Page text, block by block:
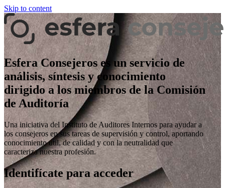
Skip to content
Esfera Consejeros es un servicio de
análisis, síntesis y conocimiento
dirigido a los miembros de la Comisión
de Auditoría
Una iniciativa del Instituto de Auditores Internos para ayudar a
los consejeros en sus tareas de supervisión y control, aportando
conocimiento útil, de calidad y con la neutralidad que
caracteriza nuestra profesión.
Identifícate para acceder